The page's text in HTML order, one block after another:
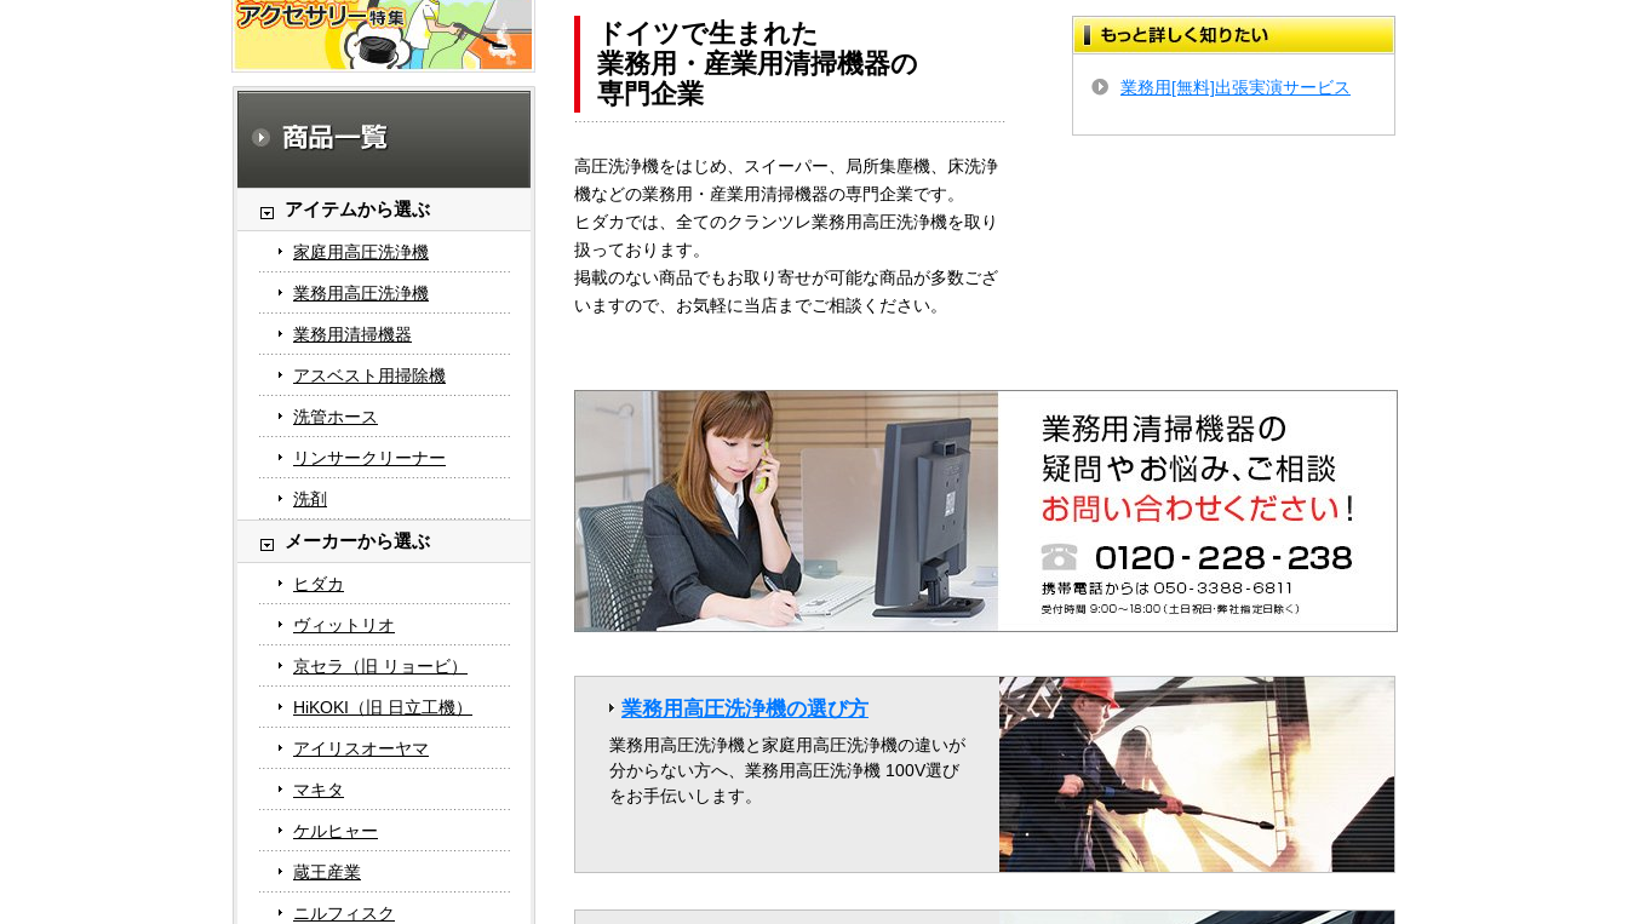
アイテムから選ぶ
家庭用高圧洗浄機
業務用高圧洗浄機
業務用清掃機器
アスベスト用掃除機
洗管ホース
リンサークリーナー
洗剤
メーカーから選ぶ
ヒダカ
ヴィットリオ
京セラ（旧 リョービ）
HiKOKI（旧 日立工機）
アイリスオーヤマ
マキタ
ケルヒャー
蔵王産業
ニルフィスク
ドイツで生まれた
業務用・産業用清掃機器の
専門企業
高圧洗浄機をはじめ、スイーパー、局所集塵機、床洗浄
機などの業務用・産業用清掃機器の専門企業です。
ヒダカでは、全てのクランツレ業務用高圧洗浄機を取り
扱っております。
掲載のない商品でもお取り寄せが可能な商品が多数ござ
いますので、お気軽に当店までご相談ください。
業務用[無料]出張実演サービス
業務用高圧洗浄機の選び方
業務用高圧洗浄機と家庭用高圧洗浄機の違いが
分からない方へ、業務用高圧洗浄機 100V選び
をお手伝いします。